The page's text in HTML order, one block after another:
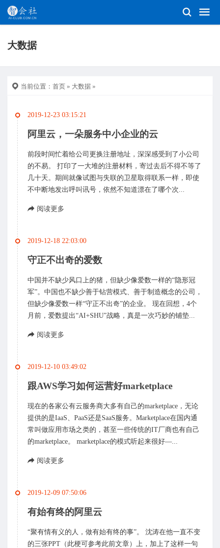
大数据
当前位置： 首页 » 大数据 »
2019-12-23 03:15:21
阿里云，一朵服务中小企业的云
前段时间忙着给公司更换注册地址，深深感受到了小公司
的不易。 打印了一大堆的注册材料，寄过去后不得不等了
几十天。期间就像试图与失联的卫星取得联系一样，即使
不中断地发出呼叫讯号，依然不知道漂在了哪个次...
阅读更多
2019-12-18 22:03:00
守正不出奇的爱数
中国并不缺少风口上的猪，但缺少像爱数一样的“隐形冠
军”。中国也不缺少善于钻营模式、善于制造概念的公司，
但缺少像爱数一样“守正不出奇”的企业。 现在回想，4个
月前，爱数提出“AI+SHU”战略，真是一次巧妙的铺垫...
阅读更多
2019-12-10 03:49:02
跟AWS学习如何运营好marketplace
现在的各家公有云服务商大多有自己的marketplace，无论
提供的是IaaS、PaaS还是SaaS服务。Marketplace在国内通
常叫做应用市场之类的，甚至一些传统的IT厂商也有自己
的marketplace。 marketplace的模式听起来很好—...
阅读更多
2019-12-09 07:50:06
有始有终的阿里云
“聚有情有义的人，做有始有终的事”。 沈涛在他一直不变
的三张PPT（此梗可参考此前文章）上，加上了这样一句